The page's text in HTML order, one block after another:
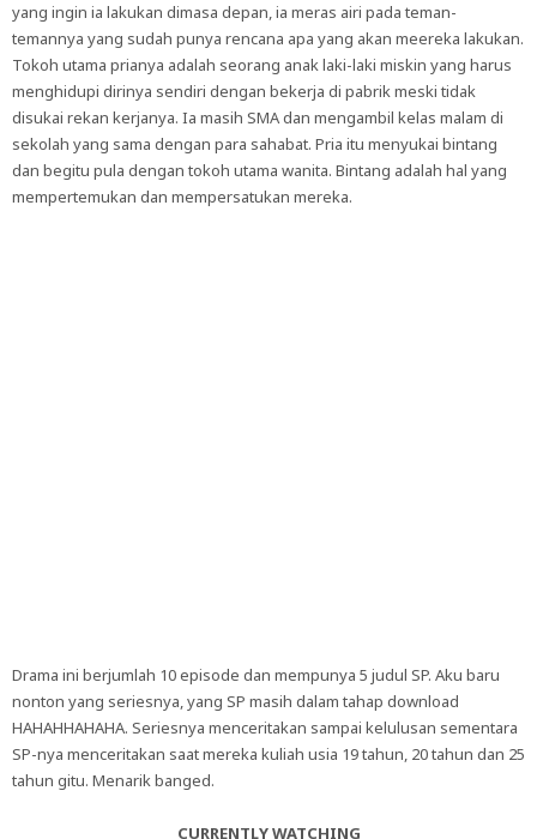
yang ingin ia lakukan dimasa depan, ia meras airi pada teman-
temannya yang sudah punya rencana apa yang akan meereka lakukan.
Tokoh utama prianya adalah seorang anak laki-laki miskin yang harus
menghidupi dirinya sendiri dengan bekerja di pabrik meski tidak
disukai rekan kerjanya. Ia masih SMA dan mengambil kelas malam di
sekolah yang sama dengan para sahabat. Pria itu menyukai bintang
dan begitu pula dengan tokoh utama wanita. Bintang adalah hal yang
mempertemukan dan mempersatukan mereka.
Drama ini berjumlah 10 episode dan mempunya 5 judul SP. Aku baru
nonton yang seriesnya, yang SP masih dalam tahap download
HAHAHHAHAHA. Seriesnya menceritakan sampai kelulusan sementara
SP-nya menceritakan saat mereka kuliah usia 19 tahun, 20 tahun dan 25
tahun gitu. Menarik banged.
CURRENTLY WATCHING